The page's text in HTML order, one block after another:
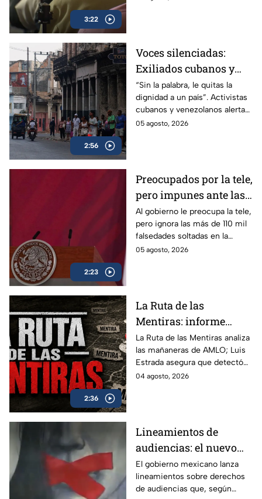
3:22
2:56
Voces silenciadas:
Exiliados cubanos y
venezolanos alertan
sobre la pérdida de
libertades en México
“Sin la palabra, le quitas la
dignidad a un país”. Activistas
cubanos y venezolanos alertan
sobre el avance del
05 agosto, 2026
2:23
Preocupados por la tele,
pero impunes ante las
mentiras: El doble
rasero del gobierno
federal
Al gobierno le preocupa la tele,
pero ignora las más de 110 mil
falsedades soltadas en la
mañanera. Recordamos las
05 agosto, 2026
2:36
La Ruta de las
Mentiras: informe
acusa más de 100 mil
falsedades en las
mañaneras de AMLO
La Ruta de las Mentiras analiza
las mañaneras de AMLO; Luis
Estrada asegura que detectó
más de 100 mil afirmaciones
04 agosto, 2026
Lineamientos de
audiencias: el nuevo
mecanismo del
gobierno para censurar
medios y blindar la
El gobierno mexicano lanza
lineamientos sobre derechos
de audiencias que, según